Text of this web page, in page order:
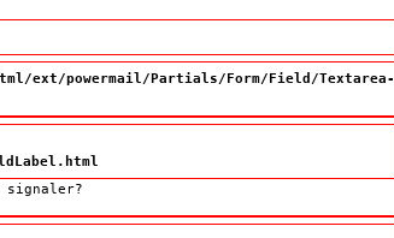
ext/powermail/Partials/Form/Field/Textarea-
signaler?